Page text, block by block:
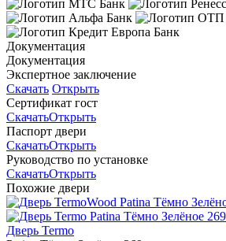
Документация
Документация
Экспертное заключение
Скачать Открыть
Сертификат гост
СкачатьОткрыть
Паспорт двери
СкачатьОткрыть
Руководство по установке
СкачатьОткрыть
Похожие двери
Дверь Termo